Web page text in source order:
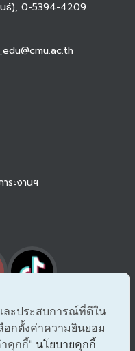
ธ์), 0-5394-4209
ระงานฯ
บ
ป.ป.ช.
ำนักงาน ป.ป.ท.
ละประสบการณ์ที่ดีใน
อกตั้งค่าความยินยอม
คุกกี้" นโยบายคุกกี้